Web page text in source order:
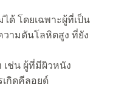
โดยเฉพาะผู้ที่เป็น
วามดันโลหิตสูง ที่ยัง
เช่น ผู้ที่มีผิวหนัง
กิดคีลอยด์